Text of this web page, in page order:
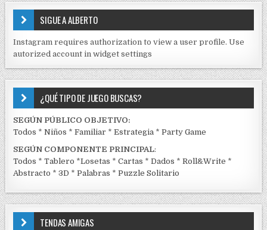
E
J
C
K
SIGUE A ALBERTO
Instagram requires authorization to view a user profile. Use
autorized account in widget settings
¿QUÉ TIPO DE JUEGO BUSCAS?
SEGÚN PÚBLICO OBJETIVO:
Todos *Niños *Familiar *Estrategia *Party Game
SEGÚN COMPONENTE PRINCIPAL:
Todos *Tablero *Losetas *Cartas *Dados *Roll&Write *
Abstracto *3D *Palabras *Puzzle Solitario
TENDAS AMIGAS